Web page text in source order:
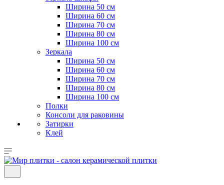
Ширина 50 см
Ширина 60 см
Ширина 70 см
Ширина 80 см
Ширина 100 см
Зеркала
Ширина 50 см
Ширина 60 см
Ширина 70 см
Ширина 80 см
Ширина 100 см
Полки
Консоли для раковины
Затирки
Клей